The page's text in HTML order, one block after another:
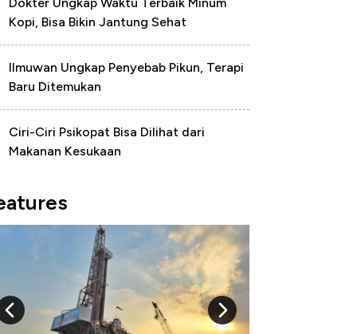
Kopi, Bisa Bikin Jantung Sehat
Ilmuwan Ungkap Penyebab Pikun, Terapi
Baru Ditemukan
Ciri-Ciri Psikopat Bisa Dilihat dari
Makanan Kesukaan